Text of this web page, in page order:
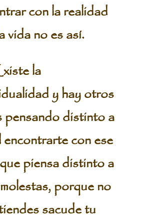
con la realidad
vida no es así.
la
y hay otros
pensando distinto a
con ese
piensa distinto a
porque no
sacude tu